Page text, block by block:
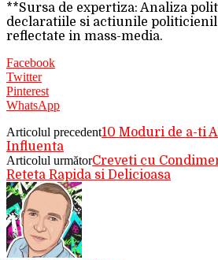
**Sursa de expertiza: Analiza
declaratiile si actiunile
reflectate in mass-media.
Facebook
Twitter
Pinterest
WhatsApp
Articolul precedent10 Moduri de a-ti
Influenta
Articolul următorCreveti cu
Reteta Rapida si Delicioasa